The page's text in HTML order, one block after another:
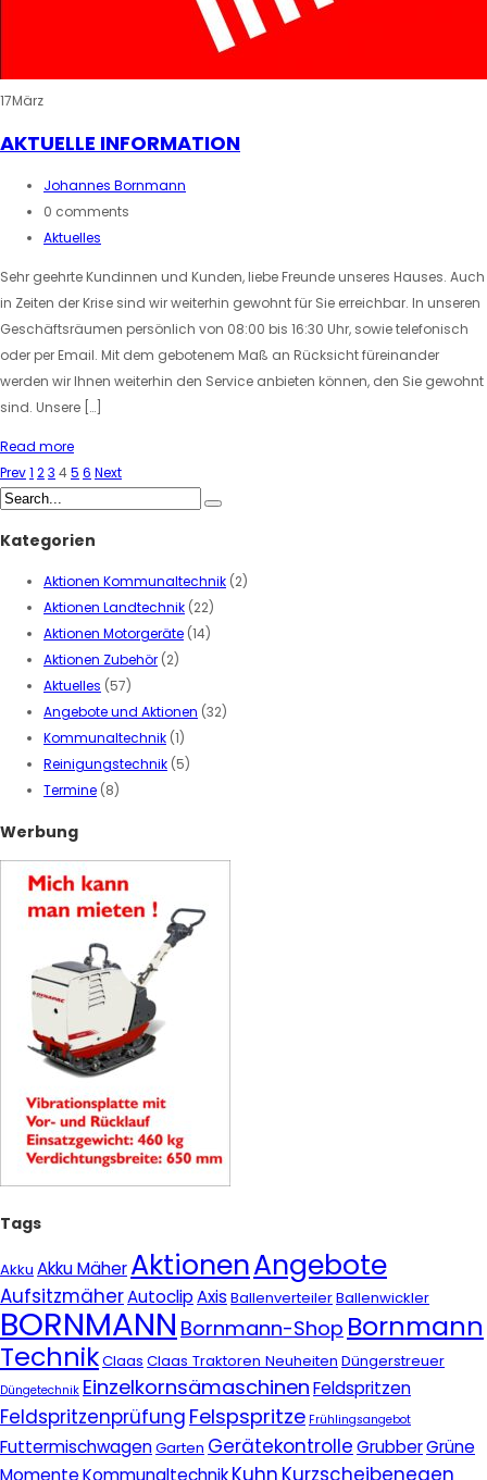
17März
AKTUELLE INFORMATION
Johannes Bornmann
0 comments
Aktuelles
Sehr geehrte Kundinnen und Kunden, liebe Freunde unseres Hauses. Auch
in Zeiten der Krise sind wir weiterhin gewohnt für Sie erreichbar. In unseren
Geschäftsräumen persönlich von 08:00 bis 16:30 Uhr, sowie telefonisch
oder per Email. Mit dem gebotenem Maß an Rücksicht füreinander
werden wir Ihnen weiterhin den Service anbieten können, den Sie gewohnt
sind. Unsere […]
Read more
Prev1 23 45 6 Next
Kategorien
Aktionen Kommunaltechnik (2)
Aktionen Landtechnik (22)
Aktionen Motorgeräte (14)
Aktionen Zubehör (2)
Aktuelles (57)
Angebote und Aktionen (32)
Kommunaltechnik (1)
Reinigungstechnik (5)
Termine (8)
Werbung
Tags
Akku Akku MäherAktionenAngebote
AufsitzmäherAutoclipAxis BallenverteilerBallenwickler
BORNMANN Bornmann-Shop Bornmann
TechnikClaas Claas Traktoren Neuheiten Düngerstreuer
Düngetechnik EinzelkornsämaschinenFeldspritzen
Feldspritzenprüfung Felspspritze Frühlingsangebot
FuttermischwagenGarten GerätekontrolleGrubberGrüne
MomenteKommunaltechnikKuhn Kurzscheibenegen